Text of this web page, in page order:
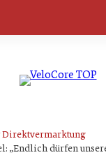
Direktvermarktung
„Endlich dürfen